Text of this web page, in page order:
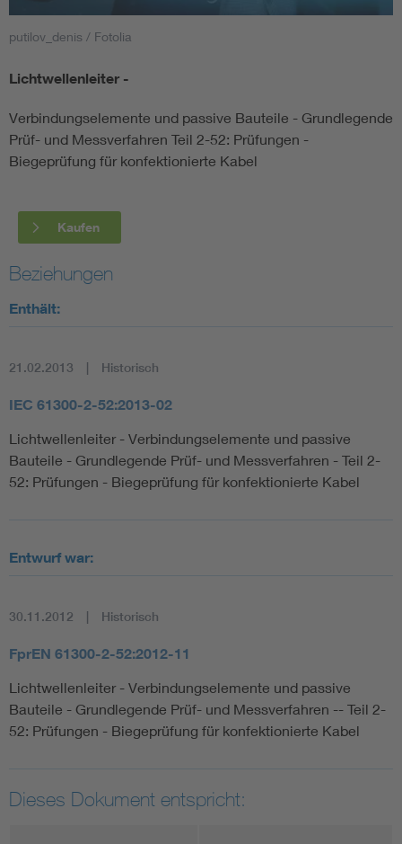
Smart Cities
DKE Fachinformationen im Kontext der Normung
Blitzschutz: DIN EN 62305 in der Übersicht
Cybersecurity in der Industrieautomatisierung
DIN VDE 0100 für sichere Elektroinstallationen
putilov_denis / Fotolia
Lichtwellenleiter -
Verbindungselemente und passive Bauteile - Grundlegende
Prüf- und Messverfahren Teil 2-52: Prüfungen -
Biegeprüfung für konfektionierte Kabel
Kaufen
Beziehungen
Enthält:
21.02.2013 Historisch
IEC 61300-2-52:2013-02
Lichtwellenleiter - Verbindungselemente und passive
Bauteile - Grundlegende Prüf- und Messverfahren - Teil 2-
52: Prüfungen - Biegeprüfung für konfektionierte Kabel
Entwurf war:
30.11.2012 Historisch
FprEN 61300-2-52:2012-11
Lichtwellenleiter - Verbindungselemente und passive
Bauteile - Grundlegende Prüf- und Messverfahren -- Teil 2-
52: Prüfungen - Biegeprüfung für konfektionierte Kabel
Dieses Dokument entspricht: